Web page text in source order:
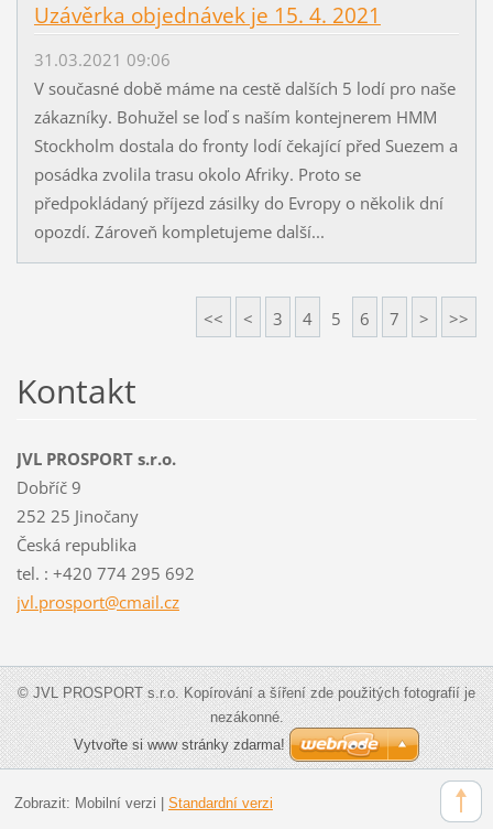
Uzávěrka objednávek je 15. 4. 2021
31.03.2021 09:06
V současné době máme na cestě dalších 5 lodí pro naše
zákazníky. Bohužel se loď s naším kontejnerem HMM
Stockholm dostala do fronty lodí čekající před Suezem a
posádka zvolila trasu okolo Afriky. Proto se
předpokládaný příjezd zásilky do Evropy o několik dní
opozdí. Zároveň kompletujeme další...
<< < 3 4 5 6 7 > >>
Kontakt
JVL PROSPORT s.r.o.
Dobříč 9
252 25 Jinočany
Česká republika
tel. : +420 774 295 692
jvl.prosport@cmail.cz
© JVL PROSPORT s.r.o. Kopírování a šíření zde použitých fotografií je
nezákonné.
Vytvořte si www stránky zdarma!
Zobrazit: Mobilní verzi | Standardní verzi